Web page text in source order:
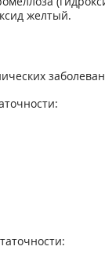
желтый.